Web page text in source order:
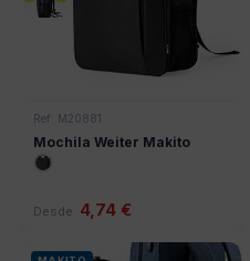
Ref: M20881
Mochila Weiter Makito
Desde 4,74 €